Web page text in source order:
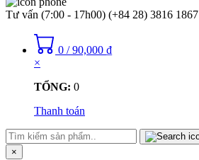
Tư vấn (7:00 - 17h00) (+84 28) 3816 1867
0 / 90,000 ₫
×
TỔNG: 0
Thanh toán
×